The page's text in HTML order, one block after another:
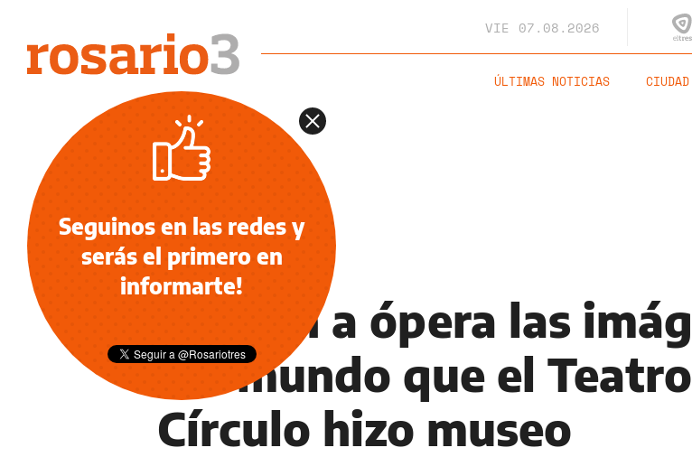
VIE 07.08.2026
ÚLTIMAS NOTICIAS CIUDAD
OCIO
Suenan a ópera las
submundo que el
Círculo hizo museo
Seguinos en las redes y
serás el primero en
informarte!